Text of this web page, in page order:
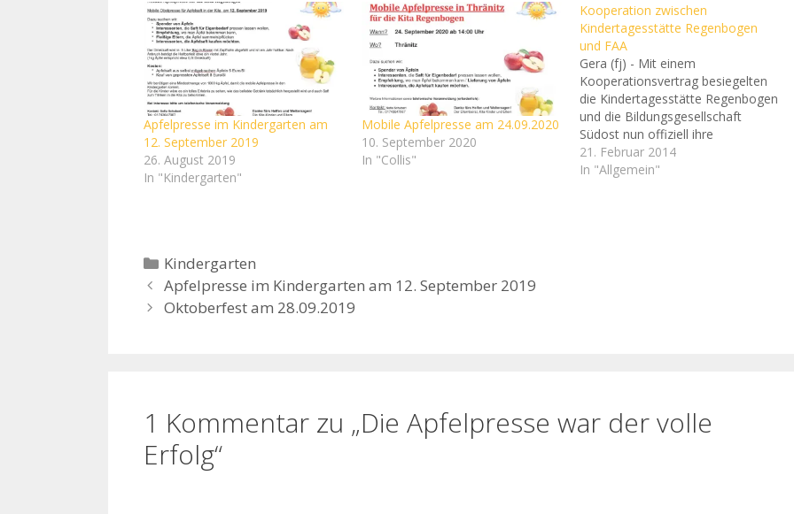
Apfelpresse im Kindergarten am
12. September 2019
26. August 2019
In "Kindergarten"
Mobile Apfelpresse am 24.09.2020
10. September 2020
In "Collis"
Kooperation zwischen
Kindertagesstätte Regenbogen
und FAA
Gera (fj) - Mit einem
Kooperationsvertrag besiegelten
die Kindertagesstätte Regenbogen
und die Bildungsgesellschaft
Südost nun offiziell ihre
Zusammenarbeit. Die FAA bietet
neben vielfältigen Fort- und
21. Februar 2014
In "Allgemein"
Kategorien
Kindergarten
Apfelpresse im Kindergarten am 12. September 2019
Oktoberfest am 28.09.2019
1 Kommentar zu „Die Apfelpresse war der volle
Erfolg“